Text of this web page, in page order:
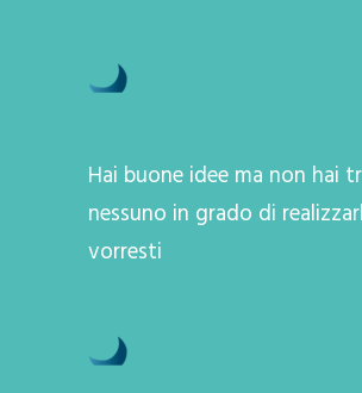
Hai buone idee ma non hai
nessuno in grado di
vorresti